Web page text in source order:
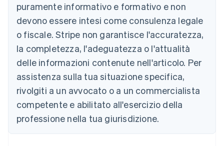
puramente informativo e formativo e non
devono essere intesi come consulenza legale
o fiscale. Stripe non garantisce l'accuratezza,
la completezza, l'adeguatezza o l'attualità
delle informazioni contenute nell'articolo. Per
assistenza sulla tua situazione specifica,
rivolgiti a un avvocato o a un commercialista
competente e abilitato all'esercizio della
professione nella tua giurisdizione.
DeutschEnglish
Belgio
Nederlands Français English
Brasile
PortuguêsEnglish
Bulgaria
Canada
EnglishFrançais
Cina continentale
简体中文English
Cipro